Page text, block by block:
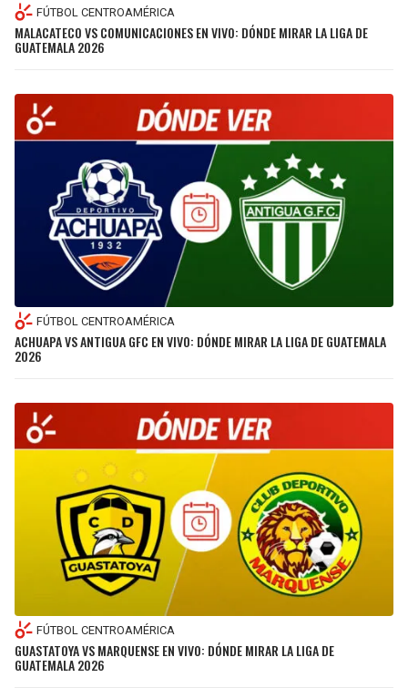
FÚTBOL CENTROAMÉRICA
MALACATECO VS COMUNICACIONES EN VIVO: DÓNDE MIRAR LA LIGA DE
GUATEMALA 2026
FÚTBOL CENTROAMÉRICA
ACHUAPA VS ANTIGUA GFC EN VIVO: DÓNDE MIRAR LA LIGA DE GUATEMALA
2026
FÚTBOL CENTROAMÉRICA
GUASTATOYA VS MARQUENSE EN VIVO: DÓNDE MIRAR LA LIGA DE
GUATEMALA 2026